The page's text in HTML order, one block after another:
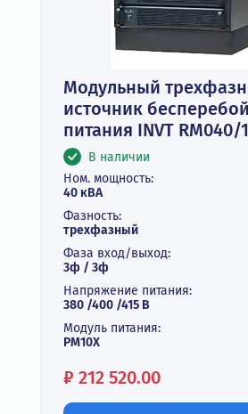
Модульный
источник
питания INVT RM040/
В наличии
Ном. мощность:
40 кВА
Фазность:
трехфазный
Фаза вход/выход:
3ф / 3ф
Напряжение питания:
380 /400 /415 В
Модуль питания:
PM10X
Цена:
₽ 212 520.00